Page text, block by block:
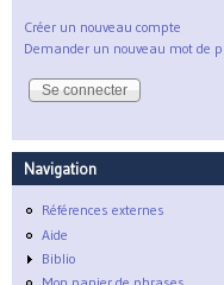
Créer un nouveau compte
Demander un nouveau mot de
Navigation
Références externes
Aide
Biblio